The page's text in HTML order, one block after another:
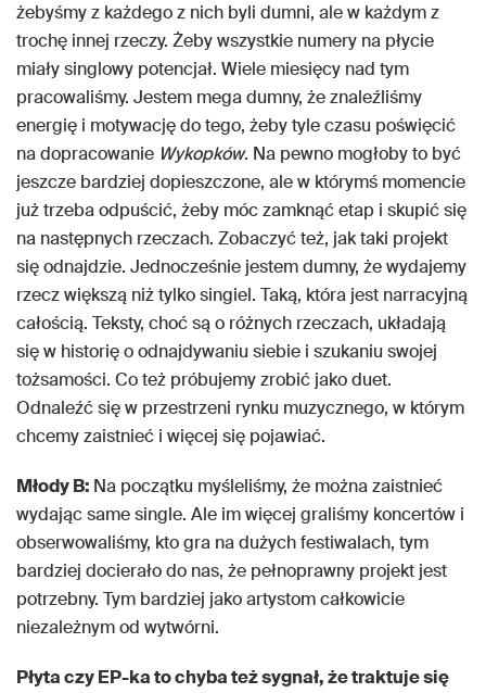
żebyśmy z każdego z nich byli dumni, ale w każdym z
trochę innej rzeczy. Żeby wszystkie numery na płycie
miały singlowy potencjał. Wiele miesięcy nad tym
pracowaliśmy. Jestem mega dumny, że znaleźliśmy
energię i motywację do tego, żeby tyle czasu poświęcić
na dopracowanie Wykopków. Na pewno mogłoby to być
jeszcze bardziej dopieszczone, ale w którymś momencie
już trzeba odpuścić, żeby móc zamknąć etap i skupić się
na następnych rzeczach. Zobaczyć też, jak taki projekt
się odnajdzie. Jednocześnie jestem dumny, że wydajemy
rzecz większą niż tylko singiel. Taką, która jest narracyjną
całością. Teksty, choć są o różnych rzeczach, układają
się w historię o odnajdywaniu siebie i szukaniu swojej
tożsamości. Co też próbujemy zrobić jako duet.
Odnaleźć się w przestrzeni rynku muzycznego, w którym
chcemy zaistnieć i więcej się pojawiać.
Młody B: Na początku myśleliśmy, że można zaistnieć
wydając same single. Ale im więcej graliśmy koncertów i
obserwowaliśmy, kto gra na dużych festiwalach, tym
bardziej docierało do nas, że pełnoprawny projekt jest
potrzebny. Tym bardziej jako artystom całkowicie
niezależnym od wytwórni.
Płyta czy EP-ka to chyba też sygnał, że traktuje się